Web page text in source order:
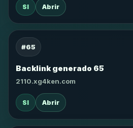
SI Abrir
#65
Backlink generado 65
2110.xg4ken.com
SI Abrir